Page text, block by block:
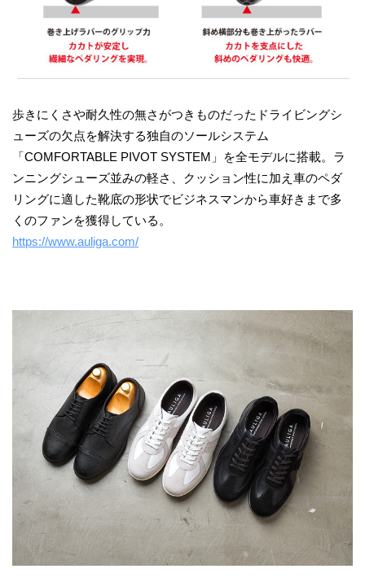
歩きにくさや耐久性の無さがつきものだったドライビングシ
ューズの欠点を解決する独自のソールシステム
「COMFORTABLE PIVOT SYSTEM」を全モデルに搭載。ラ
ンニングシューズ並みの軽さ、クッション性に加え車のペダ
リングに適した靴底の形状でビジネスマンから車好きまで多
くのファンを獲得している。
https://www.auliga.com/